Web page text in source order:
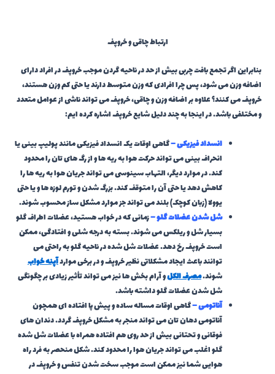
ارتباط چاقی و خروپف
بنابراین اگر تجمع بافت چربی بیش از حد در ناحیه گردن موجب خروپف در افراد دارای
اضافه وزن می شود، پس چرا افرادی که وزن متوسط دارند ​​یا حتی کم وزن هستند،
خروپف می کنند؟ علاوه بر اضافه وزن و چاقی، خروپف می تواند ناشی از عوامل متعدد
و مختلفی باشد. در اینجا به چند دلیل شایع خروپف اشاره کرده ایم:
انسداد فیزیکی –گاهی اوقات یک انسداد فیزیکی مانند پولیپ بینی یا
انحراف بینی می تواند حرکت هوا به ریه ها و از رگ های تان را محدود
کند. در موارد دیگر، التهاب سینوسی می تواند جریان هوا به ریه ها را
کاهش دهد یا حتی آن را متوقف کند. بزرگ شدن و تورم لوزه ها و یا حتی
یوولا (زبان کوچک) بلند می تواند جز موارد مشکل ساز محسوب شوند.
شل شدن عضلات گلو –زمانی که در خواب هستید، عضلات اطراف گلو
بسیار شل و ریلکس می شوند. بسته به درجه شلی و افتادگی، ممکن
است خروپف رخ دهد. عضلات شل شده در ناحیه گلو به راحتی می
توانند باعث ایجاد مشکلاتی نظیر خروپف و در برخی مواردآپنه خواب
شوند.مصرف الکلو آرام بخش ها نیز می تواند تأثیر زیادی بر چگونگی
شل شدن عضلات گلو داشته باشد.
آناتومی –گاهی اوقات مساله ساده و پیش پا افتاده ای همچون
آناتومی دهان تان می تواند منجر به مشکل خروپف گردد. دندان های
فوقانی و تحتانی بیش از حد روی هم افتاده همراه با عضلات شل شده
گلو اغلب می تواند جریان هوا را محدود کند. شکل منحصر به فرد راه
هوایی شما نیز ممکن است موجب سخت شدن تنفس و خروپف در